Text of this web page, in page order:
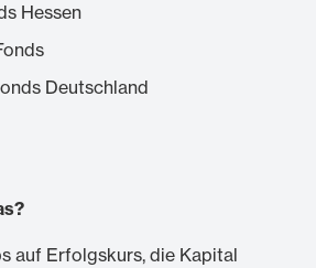
Hessen
Deutschland
auf Erfolgskurs, die Kapital